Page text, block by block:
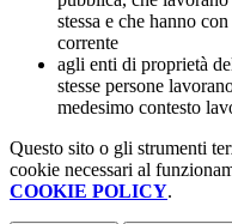
stessa e che hanno
corrente
agli enti di proprietà
stesse persone
medesimo contesto
Questo sito o gli strumenti
cookie necessari al
COOKIE POLICY.